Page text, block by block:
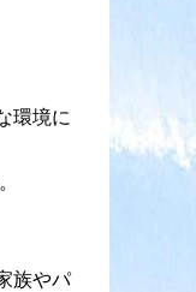
環境に
族やパ